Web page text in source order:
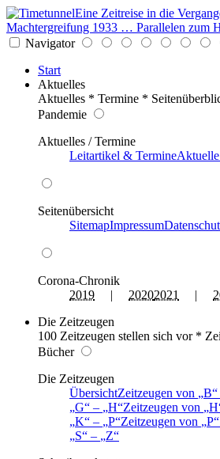
Eine Zeitreise in die
Machtergreifung 1933 … Parallelen zum
Navigator
Start
Aktuelles
Aktuelles * Termine *
Pandemie
Aktuelles / Termine
Leitartikel & Termine
Seitenübersicht
SitemapImpressum
Corona-Chronik
2019 | 20202021 |
Die Zeitzeugen
100 Zeitzeugen stellen sich vor *
Bücher
Die Zeitzeugen
ÜbersichtZeitzeugen von B
G
– H Zeitzeugen von H
K
– P Zeitzeugen von P
S
–
Z